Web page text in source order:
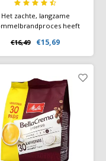
Het zachte, langzame
heeft
deze topmelange van de
Arabica-koffiesoorten
van het hoogland
geoptimaliseerd. Crema
is op milde wijze
speciaal geraffineerd en
van vele bittere stoffen
€16,49 €15,69